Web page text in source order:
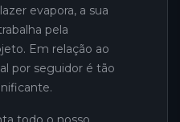
evapora, a sua
pela
Em relação ao
por seguidor é tão